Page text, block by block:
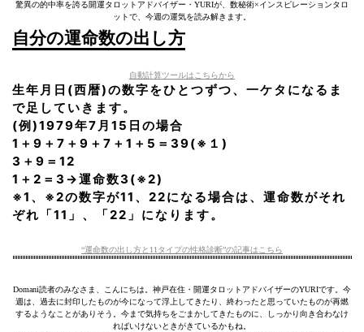
驚異の的中率を誇る開運タロットアドバイザー・YURIが、数秘術×インスピレーションタロ
ットで、今週の運気を読み解きます。
自分の運命数の出し方
自動計算ツールはこちらから
生年月日(西暦)の数字をひとつずつ、一ケタになるま
で足していきます。
(例)1979年7月15日の場合
1＋9＋7＋9＋7＋1＋5＝39(※１)
3＋9＝12
1＋2＝3→運命数3(※2)
※1、※2の数字が11、22になる場合は、運命数がそれ
ぞれ「11」、「22」になります。
“運命数の出し方と11タイプの性格診断”の記事はこちら
Domani読者のみなさま、こんにちは。神戸在住・開運タロットアドバイザーのYURIです。今
週は、過去に封印したものが今になって浮上してきたり、終わったと思っていたものが再燃
するようなことがありそう。今まで気持ちをごまかしてきたものに、しっかり向き合わなけ
ればいけないときがきているかもね。